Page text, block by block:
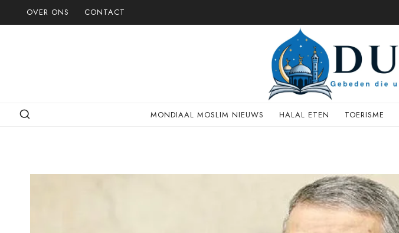
Doorgaan
naar
OVER ONS CONTACT
MONDIAAL MOSLIM NIEUWS HALAL ETEN TOERISME